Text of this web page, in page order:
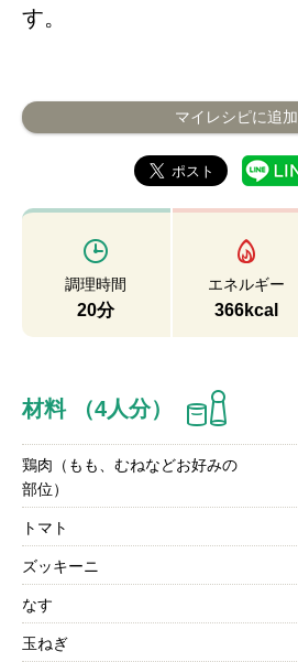
す。
マイレシピに追加
調理時間
20分
エネルギー
366kcal
材料 （4人分）
鶏肉（もも、むねなどお好みの
部位）
トマト
ズッキーニ
なす
玉ねぎ